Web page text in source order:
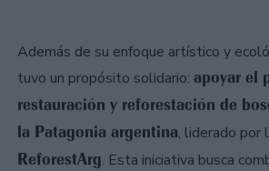
Además de su enfoque artístico y
tuvo un propósito solidario: apoyar el
restauración y reforestación de
la Patagonia argentina, liderado por
ReforestArg. Esta iniciativa busca